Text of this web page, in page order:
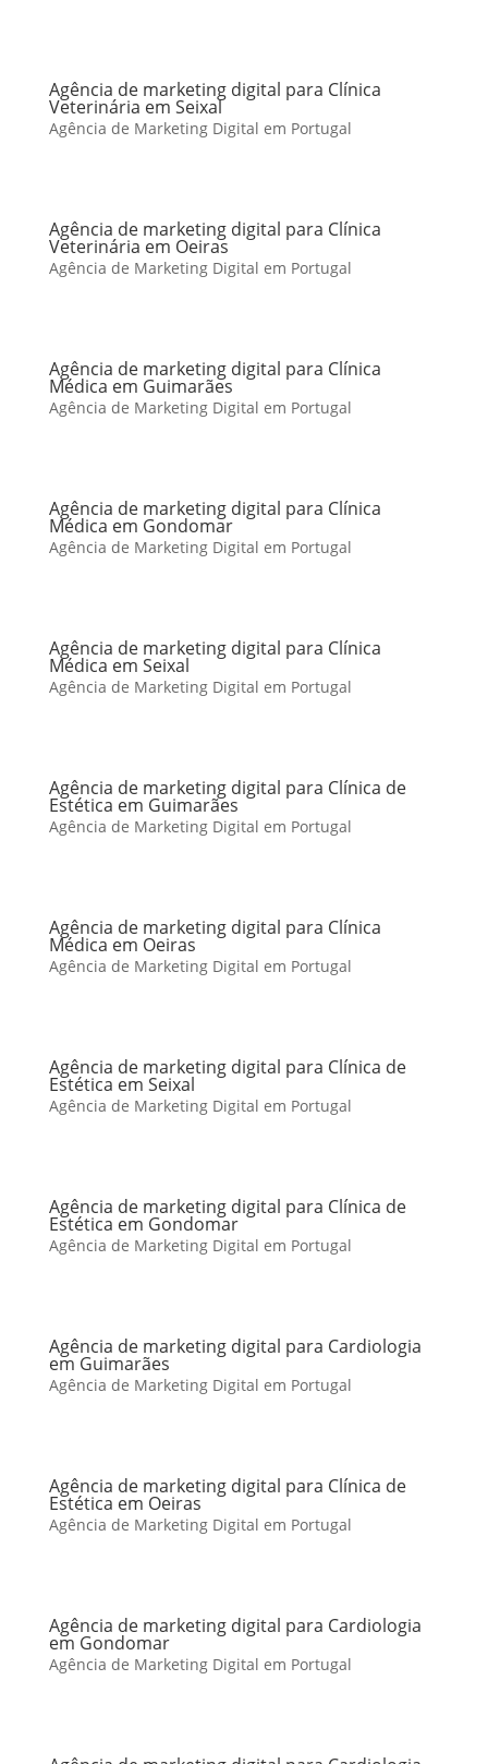
Agência de marketing digital para Clínica
Veterinária em Seixal
Agência de Marketing Digital em Portugal
Agência de marketing digital para Clínica
Veterinária em Oeiras
Agência de Marketing Digital em Portugal
Agência de marketing digital para Clínica
Médica em Guimarães
Agência de Marketing Digital em Portugal
Agência de marketing digital para Clínica
Médica em Gondomar
Agência de Marketing Digital em Portugal
Agência de marketing digital para Clínica
Médica em Seixal
Agência de Marketing Digital em Portugal
Agência de marketing digital para Clínica de
Estética em Guimarães
Agência de Marketing Digital em Portugal
Agência de marketing digital para Clínica
Médica em Oeiras
Agência de Marketing Digital em Portugal
Agência de marketing digital para Clínica de
Estética em Seixal
Agência de Marketing Digital em Portugal
Agência de marketing digital para Clínica de
Estética em Gondomar
Agência de Marketing Digital em Portugal
Agência de marketing digital para Cardiologia
em Guimarães
Agência de Marketing Digital em Portugal
Agência de marketing digital para Clínica de
Estética em Oeiras
Agência de Marketing Digital em Portugal
Agência de marketing digital para Cardiologia
em Gondomar
Agência de Marketing Digital em Portugal